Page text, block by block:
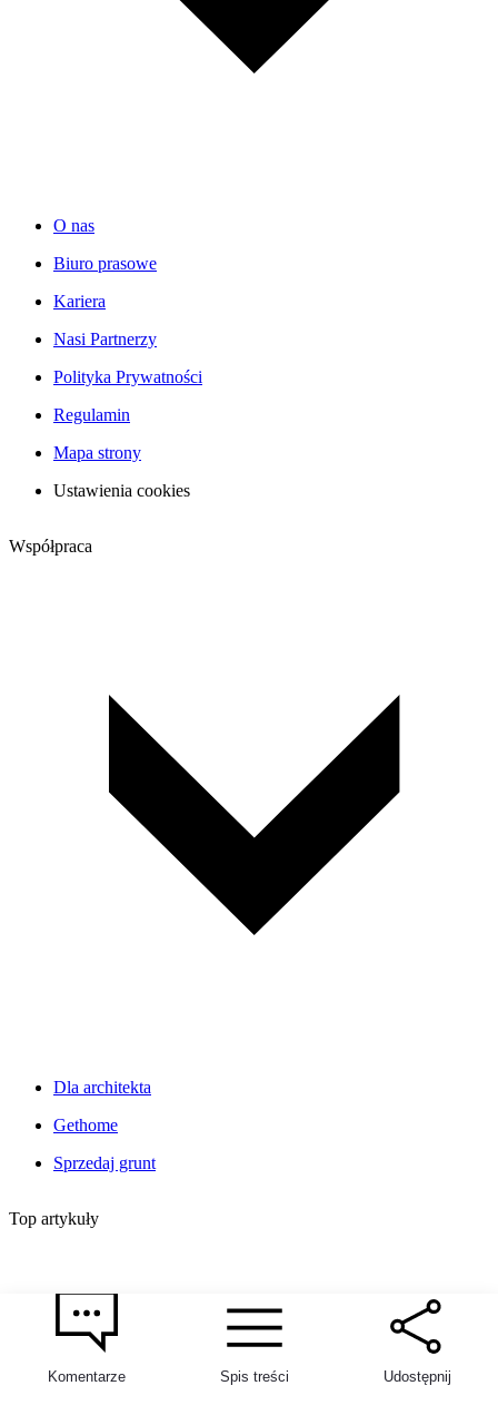
Komentarze Spis treści Udostępnij
O nas
Biuro prasowe
Kariera
Nasi Partnerzy
Polityka Prywatności
Regulamin
Mapa strony
Ustawienia cookies
Współpraca
Dla architekta
Gethome
Sprzedaj grunt
Top artykuły